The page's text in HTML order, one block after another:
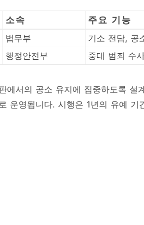
소속 주요 기능
법무부
기소 전담, 공
행정안전부
중대 범죄 수
에서의 공소 유지에 집중하도록 설
운영됩니다. 시행은 1년의 유예 기